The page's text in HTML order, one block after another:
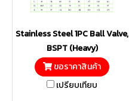
Stainless Steel 1PC Ball Valve,
BSPT (Heavy)
ขอราคาสินค้า
เปรียบเทียบ